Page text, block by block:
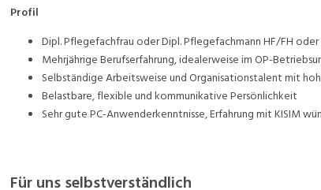
Profil
Dipl. Pflegefachfrau oder Dipl. Pflegefachmann HF/FH
Mehrjährige Berufserfahrung, idealerweise im OP-
Selbständige Arbeitsweise und Organisationstalent mit
Belastbare, flexible und kommunikative Persönlichkeit
Sehr gute PC-Anwenderkenntnisse, Erfahrung mit KISIM
Für uns selbstverständlich